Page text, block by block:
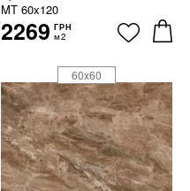
MT 60x120
2269 ГРН
м2
60x60